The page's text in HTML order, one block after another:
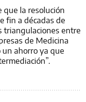
que la resolución
fin a décadas de
triangulaciones entre
de Medicina
ahorro ya que